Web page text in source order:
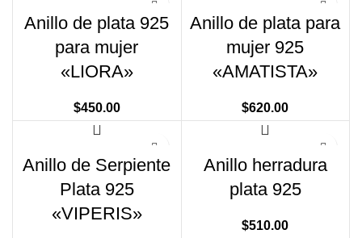
Anillo de plata 925
para mujer
«LIORA»
$450.00
Anillo de plata para
mujer 925
«AMATISTA»
$620.00
Anillo de Serpiente
Plata 925
«VIPERIS»
Anillo herradura
plata 925
$510.00